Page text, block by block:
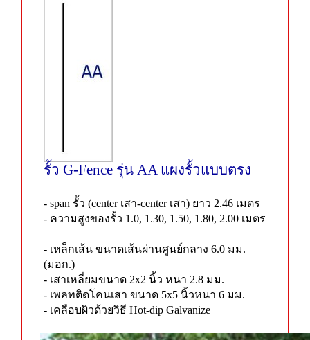
รั้ว G-Fence รุ่น AA แผงรั้วแบบตรง
- span รั้ว (center เสา-center เสา) ยาว 2.46 เมตร
- ความสูงของรั้ว 1.0, 1.30, 1.50, 1.80, 2.00 เมตร
- เหล็กเส้น ขนาดเส้นผ่านศูนย์กลาง 6.0 มม.
(มอก.)
- เสาเหลี่ยมขนาด 2x2 นิ้ว หนา 2.8 มม.
- เพลทติดโคนเสา ขนาด 5x5 นิ้วหนา 6 มม.
- เคลือบผิวด้วยวิธี Hot-dip Galvanize